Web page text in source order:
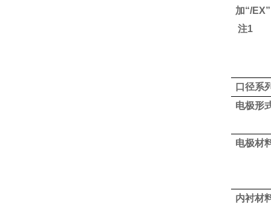
加“/
注1
口径系
电极形
电极材
内衬材